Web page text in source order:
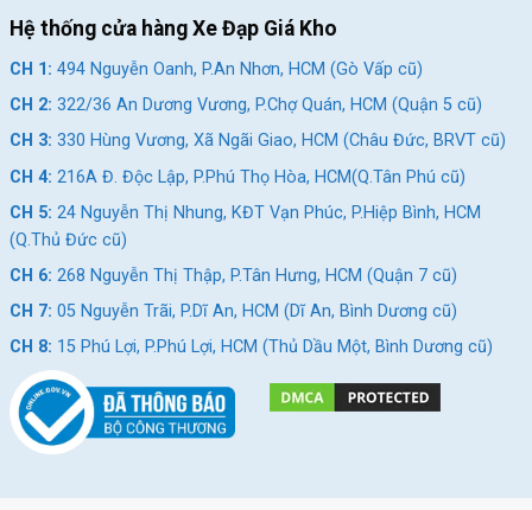
Hệ thống cửa hàng Xe Đạp Giá Kho
CH 1: 494 Nguyễn Oanh, P.An Nhơn, HCM (Gò Vấp cũ)
CH 2: 322/36 An Dương Vương, P.Chợ Quán, HCM (Quận 5 cũ)
CH 3: 330 Hùng Vương, Xã Ngãi Giao, HCM (Châu Đức, BRVT cũ)
CH 4: 216A Đ. Độc Lập, P.Phú Thọ Hòa, HCM(Q.Tân Phú cũ)
CH 5: 24 Nguyễn Thị Nhung, KĐT Vạn Phúc, P.Hiệp Bình, HCM
(Q.Thủ Đức cũ)
CH 6: 268 Nguyễn Thị Thập, P.Tân Hưng, HCM (Quận 7 cũ)
CH 7: 05 Nguyễn Trãi, P.Dĩ An, HCM (Dĩ An, Bình Dương cũ)
CH 8: 15 Phú Lợi, P.Phú Lợi, HCM (Thủ Dầu Một, Bình Dương cũ)